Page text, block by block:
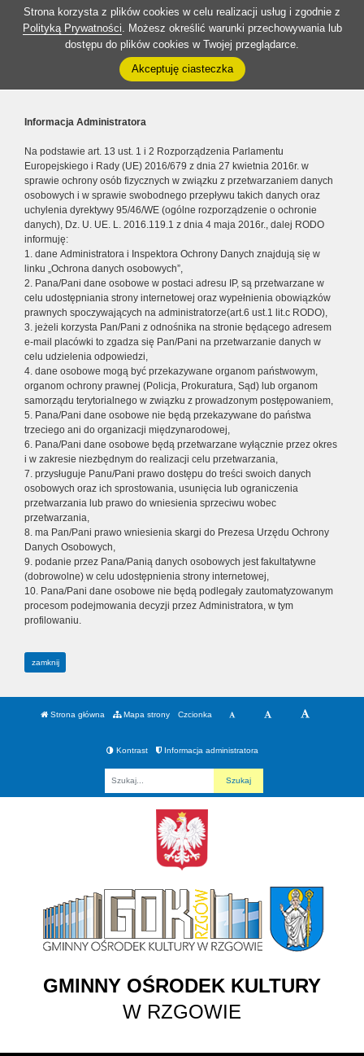
Strona korzysta z plików cookies w celu realizacji usług i zgodnie z
Polityką Prywatności. Możesz określić warunki przechowywania lub
dostępu do plików cookies w Twojej przeglądarce.
Akceptuję ciasteczka
Informacja Administratora
Na podstawie art. 13 ust. 1 i 2 Rozporządzenia Parlamentu
Europejskiego i Rady (UE) 2016/679 z dnia 27 kwietnia 2016r. w
sprawie ochrony osób fizycznych w związku z przetwarzaniem danych
osobowych i w sprawie swobodnego przepływu takich danych oraz
uchylenia dyrektywy 95/46/WE (ogólne rozporządzenie o ochronie
danych), Dz. U. UE. L. 2016.119.1 z dnia 4 maja 2016r., dalej RODO
informuję:
1. dane Administratora i Inspektora Ochrony Danych znajdują się w
linku „Ochrona danych osobowych”,
2. Pana/Pani dane osobowe w postaci adresu IP, są przetwarzane w
celu udostępniania strony internetowej oraz wypełnienia obowiązków
prawnych spoczywających na administratorze(art.6 ust.1 lit.c RODO),
3. jeżeli korzysta Pan/Pani z odnośnika na stronie będącego adresem
e-mail placówki to zgadza się Pan/Pani na przetwarzanie danych w
celu udzielenia odpowiedzi,
4. dane osobowe mogą być przekazywane organom państwowym,
organom ochrony prawnej (Policja, Prokuratura, Sąd) lub organom
samorządu terytorialnego w związku z prowadzonym postępowaniem,
5. Pana/Pani dane osobowe nie będą przekazywane do państwa
trzeciego ani do organizacji międzynarodowej,
6. Pana/Pani dane osobowe będą przetwarzane wyłącznie przez okres
i w zakresie niezbędnym do realizacji celu przetwarzania,
7. przysługuje Panu/Pani prawo dostępu do treści swoich danych
osobowych oraz ich sprostowania, usunięcia lub ograniczenia
przetwarzania lub prawo do wniesienia sprzeciwu wobec
przetwarzania,
8. ma Pan/Pani prawo wniesienia skargi do Prezesa Urzędu Ochrony
Danych Osobowych,
9. podanie przez Pana/Panią danych osobowych jest fakultatywne
(dobrowolne) w celu udostępnienia strony internetowej,
10. Pana/Pani dane osobowe nie będą podlegały zautomatyzowanym
procesom podejmowania decyzji przez Administratora, w tym
profilowaniu.
zamknij
Strona główna Mapa strony Czcionka
Kontrast Informacja administratora
GMINNY OŚRODEK KULTURY
W RZGOWIE